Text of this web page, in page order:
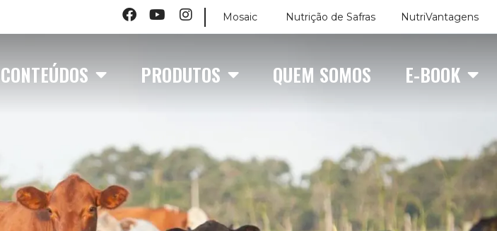
Mosaic Nutrição de Safras NutriVantagens
CONTEÚDOS PRODUTOS QUEM SOMOS E-BOOK